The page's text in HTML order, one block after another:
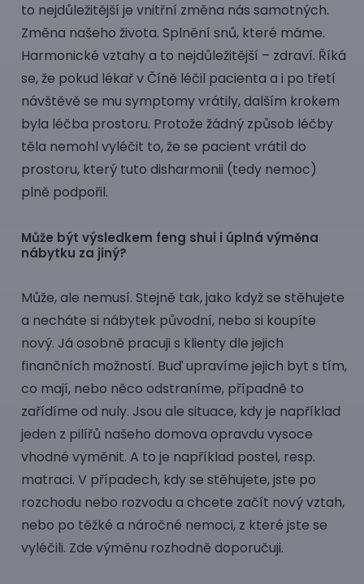
to nejdůležitější je vnitřní změna nás samotných.
Změna našeho života. Splnění snů, které máme.
Harmonické vztahy a to nejdůležitější – zdraví. Říká
se, že pokud lékař v Číně léčil pacienta a i po třetí
návštěvě se mu symptomy vrátily, dalším krokem
byla léčba prostoru. Protože žádný způsob léčby
těla nemohl vyléčit to, že se pacient vrátil do
prostoru, který tuto disharmonii (tedy nemoc)
plně podpořil.
Může být výsledkem feng shui i úplná výměna
nábytku za jiný?
Může, ale nemusí. Stejně tak, jako když se stěhujete
a necháte si nábytek původní, nebo si koupíte
nový. Já osobně pracuji s klienty dle jejich
finančních možností. Buď upravíme jejich byt s tím,
co mají, nebo něco odstraníme, případně to
zařídíme od nuly. Jsou ale situace, kdy je například
jeden z pilířů našeho domova opravdu vysoce
vhodné vyměnit. A to je například postel, resp.
matraci. V případech, kdy se stěhujete, jste po
rozchodu nebo rozvodu a chcete začít nový vztah,
nebo po těžké a náročné nemoci, z které jste se
vyléčili. Zde výměnu rozhodně doporučuji.